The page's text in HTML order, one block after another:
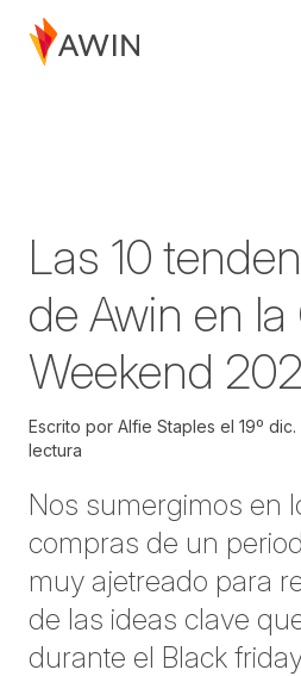
Las 10
de Awin en
Weekend
Escrito por Alfie Staples el 19º dic.
lectura
Nos sumergimos en
compras de un
muy ajetreado para
de las ideas clave
durante el Black